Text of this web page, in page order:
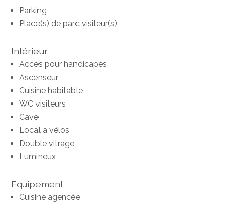
Parking
Place(s) de parc visiteur(s)
Intérieur
Accès pour handicapés
Ascenseur
Cuisine habitable
WC visiteurs
Cave
Local à vélos
Double vitrage
Lumineux
Equipement
Cuisine agencée